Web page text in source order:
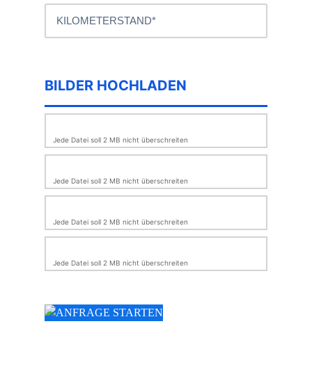
BILDER HOCHLADEN
Jede Datei soll 2 MB nicht überschreiten
Jede Datei soll 2 MB nicht überschreiten
Jede Datei soll 2 MB nicht überschreiten
Jede Datei soll 2 MB nicht überschreiten